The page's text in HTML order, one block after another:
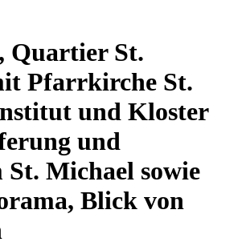
Quartier St.
Pfarrkirche St.
und Kloster
und
Michael sowie
Blick von